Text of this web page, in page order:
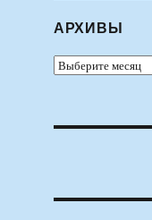
АРХИВЫ
Архивы